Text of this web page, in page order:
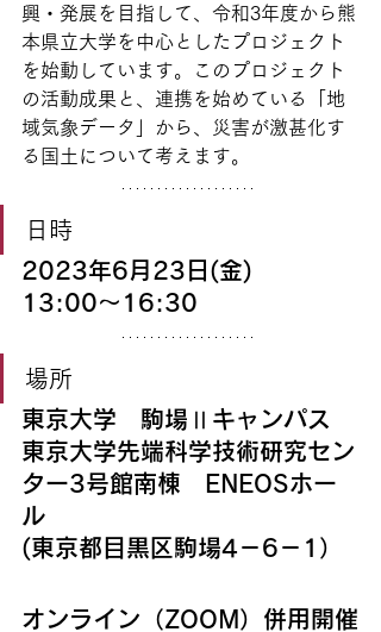
興・発展を目指して、令和3年度から熊
本県立大学を中心としたプロジェクト
を始動しています。このプロジェクト
の活動成果と、連携を始めている「地
域気象データ」から、災害が激甚化す
る国土について考えます。
日時
2023年6月23日(金)
13:00〜16:30
場所
東京大学　駒場Ⅱキャンパス
東京大学先端科学技術研究セン
ター3号館南棟　ENEOSホー
ル
(東京都目黒区駒場4－6－1）
オンライン（ZOOM）併用開催